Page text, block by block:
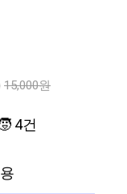
15,000원
4건